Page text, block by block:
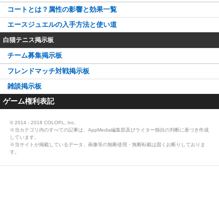
コートとは？属性の影響と効果一覧
エースジュエルの入手方法と使い道
白猫テニス掲示板
チーム募集掲示板
フレンドマッチ対戦掲示板
雑談掲示板
ゲーム権利表記
© 2014 - 2018 COLOPL, Inc.
※当カテゴリ内のすべての記事は、AppMedia編集部及びライター独自の判断に基づき作成
しています。
※当サイトが掲載しているデータ、画像等の無断使用・無断転載は固くお断りしておりま
す。